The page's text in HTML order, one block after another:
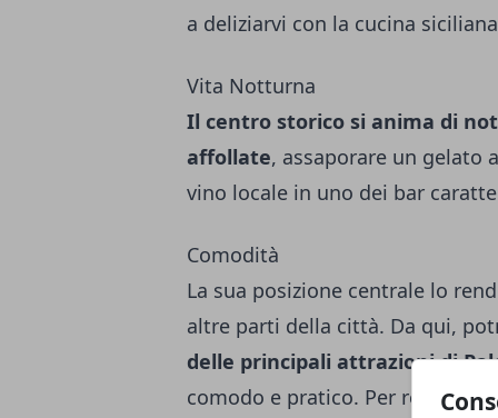
a deliziarvi con la cucina
Vita Notturna
Il centro storico si anima di
affollate, assaporare un gelato
vino locale in uno dei bar
Comodità
La sua posizione centrale lo
altre parti della città. Da qui,
delle principali attrazioni di
comodo e pratico. Per rendere